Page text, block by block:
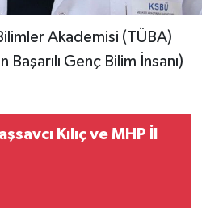
Akademisi (TÜBA)
Genç Bilim İnsanı)
Kılıç ve MHP İl